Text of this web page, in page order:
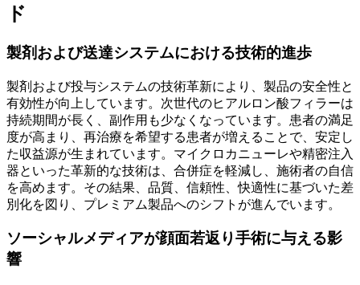
ド
製剤および送達システムにおける技術的進歩
製剤および投与システムの技術革新により、製品の安全性と
有効性が向上しています。次世代のヒアルロン酸フィラーは
持続期間が長く、副作用も少なくなっています。患者の満足
度が高まり、再治療を希望する患者が増えることで、安定し
た収益源が生まれています。マイクロカニューレや精密注入
器といった革新的な技術は、合併症を軽減し、施術者の自信
を高めます。その結果、品質、信頼性、快適性に基づいた差
別化を図り、プレミアム製品へのシフトが進んでいます。
ソーシャルメディアが顔面若返り手術に与える影
響